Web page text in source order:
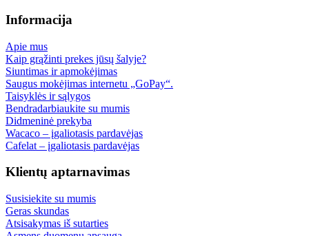
Informacija
Apie mus
Kaip grąžinti prekes jūsų šalyje?
Siuntimas ir apmokėjimas
Saugus mokėjimas internetu „GoPay“.
Taisyklės ir sąlygos
Bendradarbiaukite su mumis
Didmeninė prekyba
Wacaco – įgaliotasis pardavėjas
Cafelat – įgaliotasis pardavėjas
Klientų aptarnavimas
Susisiekite su mumis
Geras skundas
Atsisakymas iš sutarties